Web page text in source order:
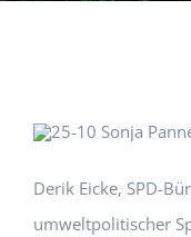
Derik Eicke, SPD-
umweltpolitischer